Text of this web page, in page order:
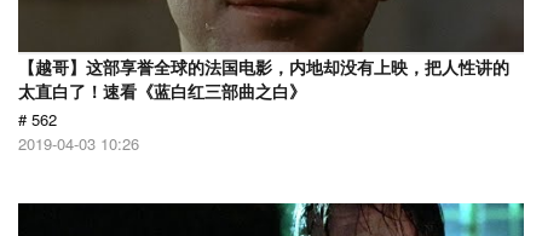
【越哥】这部享誉全球的法国电影，内地却没有上映，把人性讲的
太直白了！速看《蓝白红三部曲之白》
# 562
2019-04-03 10:26